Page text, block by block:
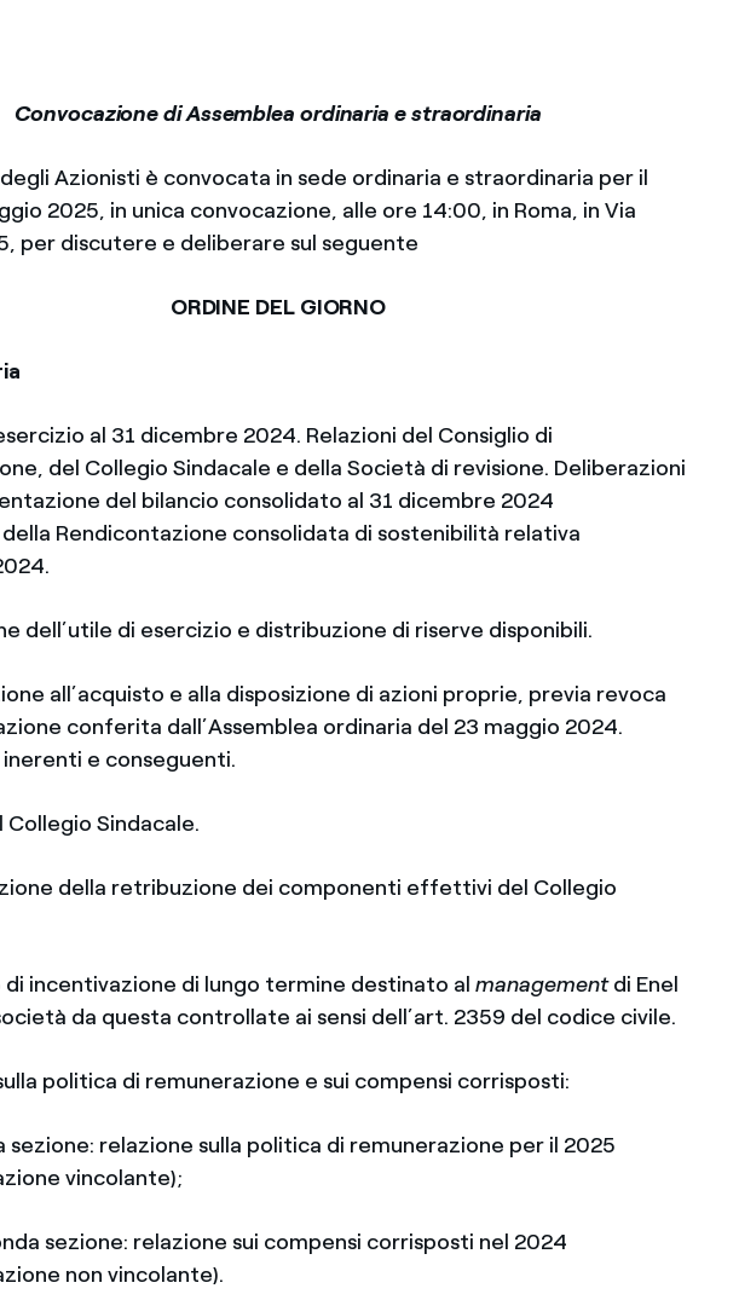
Convocazione di Assemblea ordinaria e straordinaria
degli Azionisti è convocata in sede ordinaria e straordinaria per il
2025, in unica convocazione, alle ore 14:00, in Roma, in Via
per discutere e deliberare sul seguente
ORDINE DEL GIORNO
al 31 dicembre 2024. Relazioni del Consiglio di
del Collegio Sindacale e della Società di revisione. Deliberazioni
del bilancio consolidato al 31 dicembre 2024
Rendicontazione consolidata di sostenibilità relativa
dell’utile di esercizio e distribuzione di riserve disponibili.
all’acquisto e alla disposizione di azioni proprie, previa revoca
conferita dall’Assemblea ordinaria del 23 maggio 2024.
e conseguenti.
Collegio Sindacale.
della retribuzione dei componenti effettivi del Collegio
di incentivazione di lungo termine destinato almanagementdi Enel
da questa controllate ai sensi dell’art. 2359 del codice civile.
politica di remunerazione e sui compensi corrisposti:
sezione: relazione sulla politica di remunerazione per il 2025
vincolante);
sezione: relazione sui compensi corrisposti nel 2024
non vincolante).